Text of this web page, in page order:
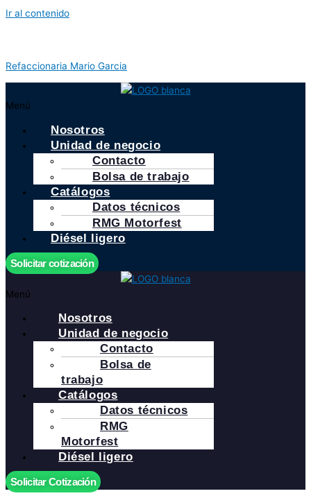
Ir al contenido
Refaccionaria Mario Garcia
Menú
Nosotros
Unidad de negocio
Contacto
Bolsa de trabajo
Catálogos
Datos técnicos
RMG Motorfest
Diésel ligero
Solicitar cotización
Menú
Nosotros
Unidad de negocio
Contacto
Bolsa de
trabajo
Catálogos
Datos técnicos
RMG
Motorfest
Diésel ligero
Solicitar Cotización